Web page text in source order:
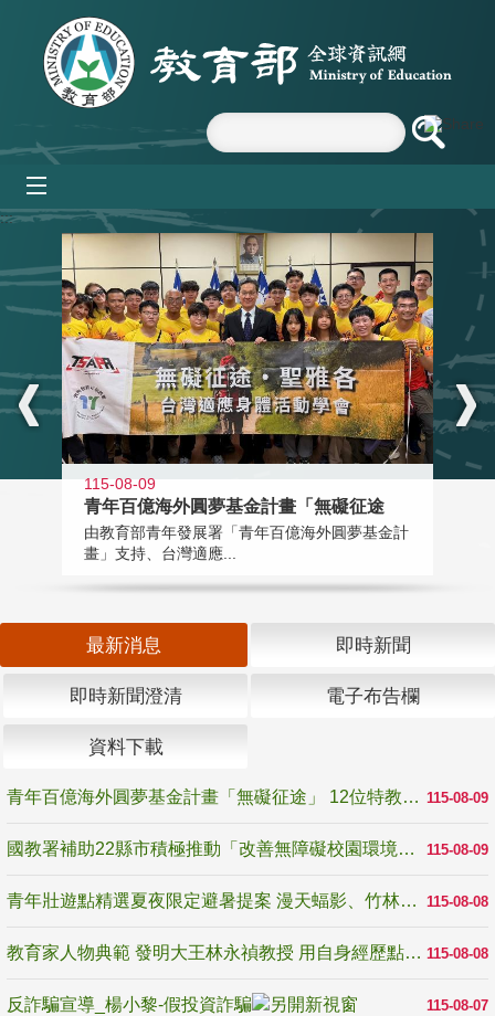
跳到主要內容區塊
:::
115-08-09
青年百億海外圓夢基金計畫「無礙征途
由教育部青年發展署「青年百億海外圓夢基金計
畫」支持、台灣適應...
最新消息 即時新聞
即時新聞澄清 電子布告欄
資料下載
115-08-09
青年百億海外圓夢基金計畫「無礙征途」 12位特教與弱勢青年勇闖西班牙 跨越感官限制見證生命蛻變
115-08-09
國教署補助22縣市積極推動「改善無障礙校園環境計畫」 打造友善、安全、無礙學習空間
115-08-08
青年壯遊點精選夏夜限定避暑提案 漫天蝠影、竹林尋蛙、茶香夜觀 邀青年暮色出發
115-08-08
教育家人物典範 發明大王林永禎教授 用自身經歷點亮學生的路
115-08-07
反詐騙宣導_楊小黎-假投資詐騙